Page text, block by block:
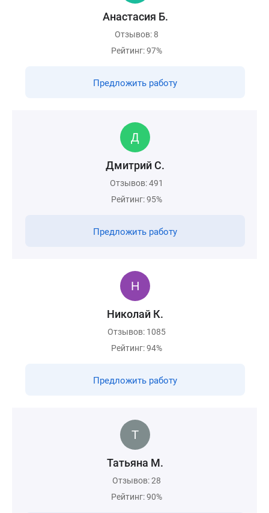
Анастасия Б.
Отзывов: 8
Рейтинг: 97%
Предложить работу
Дмитрий С.
Отзывов: 491
Рейтинг: 95%
Предложить работу
Николай К.
Отзывов: 1085
Рейтинг: 94%
Предложить работу
Татьяна М.
Отзывов: 28
Рейтинг: 90%